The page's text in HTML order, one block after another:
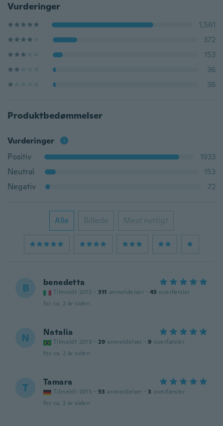
Vurderinger
1,561
372
153
36
36
Produktbedømmelser
Vurderinger
Positiv
1933
Neutral
153
Negativ
72
Alle Billede Mest nyttigt
B benedetta
Tilmeldt 2015 · 311 anmeldelser · 45 overførsler
for ca. 2 år siden
N Natalia
Tilmeldt 2019 · 29 anmeldelser · 9 overførsler
for ca. 2 år siden
T Tamara
Tilmeldt 2015 · 53 anmeldelser · 3 overførsler
for ca. 2 år siden